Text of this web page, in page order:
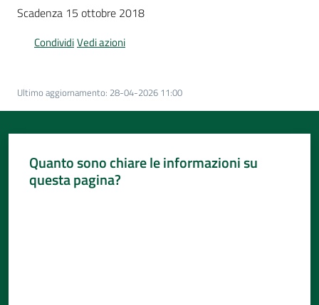
i
cittadini
Menu selezionato
Scadenza 15 ottobre 2018
CondividiVedi azioni
Ultimo aggiornamento: 28-04-2026 11:00
Quanto sono chiare le informazioni su
questa pagina?